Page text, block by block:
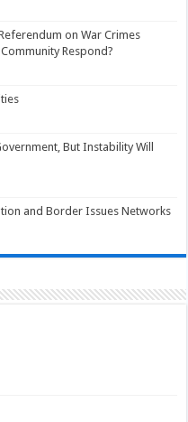
on War Crimes
Respond?
But Instability Will
and Border Issues Networks